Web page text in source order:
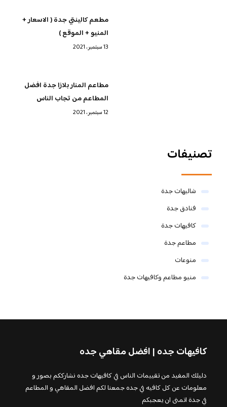
مطعم كالينتي جدة ( الاسعار +
المنيو + الموقع )
13 سبتمبر، 2021
مطاعم المنار بلازا جدة افضل
المطاعم من تجاب الناس
12 سبتمبر، 2021
تصنيفات
شاليهات جدة
فنادق جدة
كافيهات جدة
مطاعم جدة
منوعات
منيو مطاعم وكافيهات جدة
كافيهات جده | افضل مقاهي جده
دليلك المفيد من تقييمات الناس في كافيهات جده نشارككم بصور و
معلومات عن كل كافيه في جده جمعنا لكم افضل المقاهي و المطاعم
في جدة اتمنى ان يعجبكم